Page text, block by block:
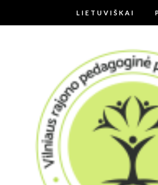
LIETUVIŠKAI